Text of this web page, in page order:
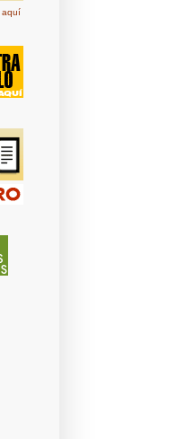
aquí